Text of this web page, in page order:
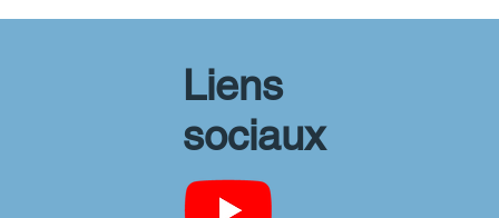
Liens
sociaux